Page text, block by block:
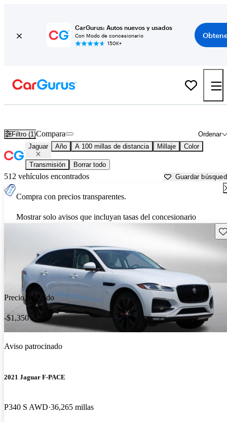
CarGurus: Autos nuevos y usados
Con Modo de concesionario
150K+
Filtro (1) Ordenar
Compara
Jaguar Año A 100 millas de distancia Millaje Color
Transmisión Borrar todo
512 vehículos encontrados Guardar
Compra con precios transparentes.
Mostrar solo avisos que incluyan tasas del concesionario
Precio reducido
-$1,350
Aviso patrocinado
2021 Jaguar F-PACE
P340 S AWD 36,265 millas